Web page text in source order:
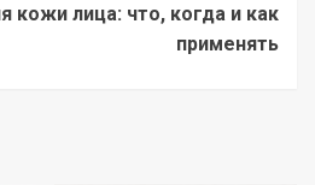
кожи лица: что, когда и как
применять